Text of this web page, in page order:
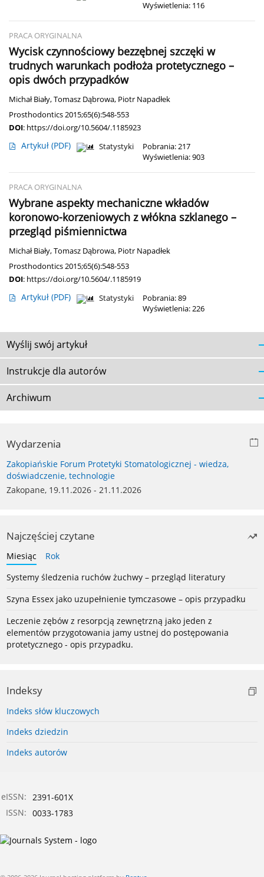
Wyświetlenia: 116
PRACA ORYGINALNA
Wycisk czynnościowy bezzębnej szczęki w
trudnych warunkach podłoża protetycznego –
opis dwóch przypadków
Michał Biały,Tomasz Dąbrowa, Piotr Napadłek
Prosthodontics 2015;65(6):548-553
DOI: https://doi.org/10.5604/.1185923
Artykuł (PDF) Statystyki
Pobrania: 217
Wyświetlenia: 903
PRACA ORYGINALNA
Wybrane aspekty mechaniczne wkładów
koronowo-korzeniowych z włókna szklanego –
przegląd piśmiennictwa
Michał Biały,Tomasz Dąbrowa, Piotr Napadłek
Prosthodontics 2015;65(6):548-553
DOI: https://doi.org/10.5604/.1185919
Artykuł (PDF) Statystyki
Pobrania: 89
Wyświetlenia: 226
Wyślij swój artykuł
Instrukcje dla autorów
Archiwum
Wydarzenia
Zakopiańskie Forum Protetyki Stomatologicznej - wiedza,
doświadczenie, technologie
Zakopane, 19.11.2026 - 21.11.2026
Najczęściej czytane
Miesiąc
Rok
Systemy śledzenia ruchów żuchwy – przegląd literatury
Szyna Essex jako uzupełnienie tymczasowe – opis przypadku
Leczenie zębów z resorpcją zewnętrzną jako jeden z
elementów przygotowania jamy ustnej do postępowania
protetycznego - opis przypadku.
Indeksy
Indeks słów kluczowych
Indeks dziedzin
Indeks autorów
eISSN: 2391-601X
ISSN: 0033-1783